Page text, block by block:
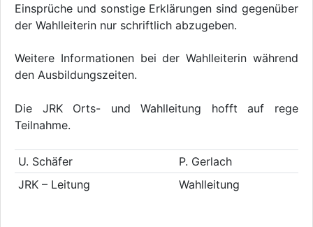
Einsprüche und sonstige Erklärungen sind gegenüber
der Wahlleiterin nur schriftlich abzugeben.
Weitere Informationen bei der Wahlleiterin während
den Ausbildungszeiten.
Die JRK Orts- und Wahlleitung hofft auf rege
Teilnahme.
U. Schäfer
P. Gerlach
JRK – Leitung
Wahlleitung